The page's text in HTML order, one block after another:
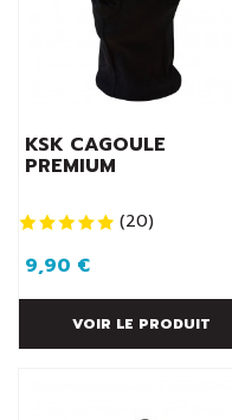
KSK CAGOULE
PREMIUM
(20)
9,90 €
VOIR LE PRODUIT